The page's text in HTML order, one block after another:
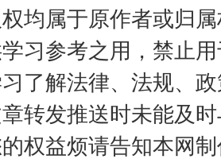
均属于原作者或归
习参考之用，禁止
了解法律、法规、
转发推送时未能及
权益烦请告知本网